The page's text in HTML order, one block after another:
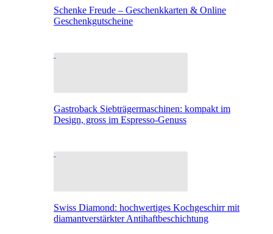
Schenke Freude – Geschenkkarten & Online
Geschenkgutscheine
Gastroback Siebträgermaschinen: kompakt im
Design, gross im Espresso-Genuss
Swiss Diamond: hochwertiges Kochgeschirr mit
diamantverstärkter Antihaftbeschichtung